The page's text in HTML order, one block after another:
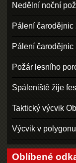
Nedělní noční
Pálení čarodějnic
Pálení čarodějnic
Požár lesního
Spáleniště žije
Taktický výcvik
Výcvik v
Oblíbené